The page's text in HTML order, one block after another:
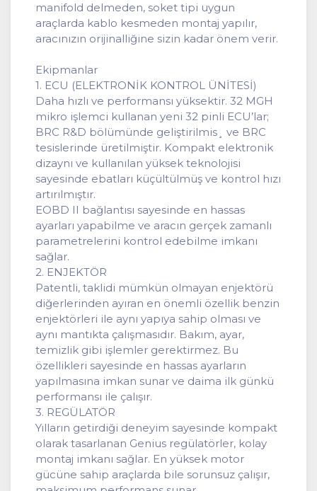
manifold delmeden, soket tipi uygun
araçlarda kablo kesmeden montaj yapılır,
aracınızın orijinalliğine sizin kadar önem verir.
Ekipmanlar
1. ECU (ELEKTRONİK KONTROL ÜNİTESİ)
Daha hızlı ve performansı yüksektir. 32 MGH
mikro işlemci kullanan yeni 32 pinli ECU’lar;
BRC R&D bölümünde geliştirilmis¸ ve BRC
tesislerinde üretilmiştir. Kompakt elektronik
dizaynı ve kullanılan yüksek teknolojisi
sayesinde ebatları küçültülmüş ve kontrol hızı
artırılmıştır.
EOBD II bağlantısı sayesinde en hassas
ayarları yapabilme ve aracın gerçek zamanlı
parametrelerini kontrol edebilme imkanı
sağlar.
2. ENJEKTÖR
Patentli, taklidi mümkün olmayan enjektörü
diğerlerinden ayıran en önemli özellik benzin
enjektörleri ile aynı yapıya sahip olması ve
aynı mantıkta çalışmasıdır. Bakım, ayar,
temizlik gibi işlemler gerektirmez. Bu
özellikleri sayesinde en hassas ayarların
yapılmasına imkan sunar ve daima ilk günkü
performansı ile çalışır.
3. REGÜLATÖR
Yılların getirdiği deneyim sayesinde kompakt
olarak tasarlanan Genius regülatörler, kolay
montaj imkanı sağlar. En yüksek motor
gücüne sahip araçlarda bile sorunsuz çalışır,